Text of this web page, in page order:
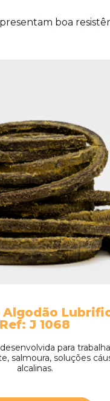
boa
Algodão
Ref: J 1068
para
salmoura, soluções
alcalinas.